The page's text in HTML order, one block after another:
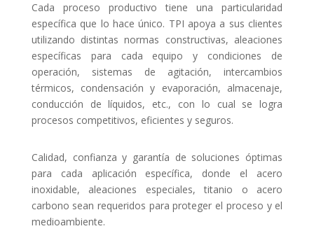
Cada proceso productivo tiene una particularidad
específica que lo hace único. TPI apoya a sus clientes
utilizando distintas normas constructivas, aleaciones
específicas para cada equipo y condiciones de
operación, sistemas de agitación, intercambios
térmicos, condensación y evaporación, almacenaje,
conducción de líquidos, etc., con lo cual se logra
procesos competitivos, eficientes y seguros.
Calidad, confianza y garantía de soluciones óptimas
para cada aplicación específica, donde el acero
inoxidable, aleaciones especiales, titanio o acero
carbono sean requeridos para proteger el proceso y el
medioambiente.